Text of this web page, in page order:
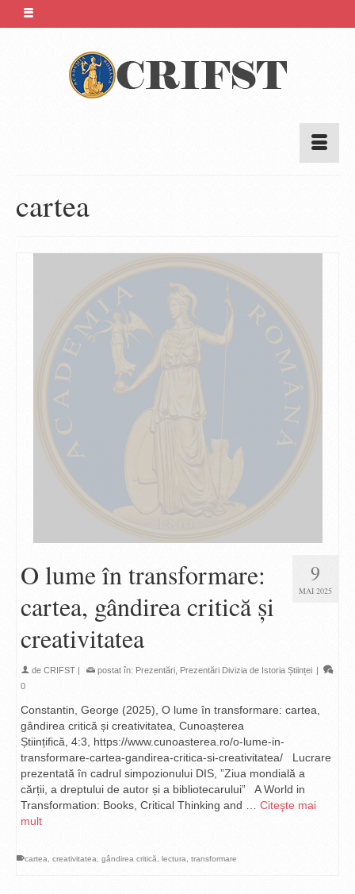
cartea
9
MAI 2025
O lume în transformare:
cartea, gândirea critică și
creativitatea
de CRIFST | postat în: Prezentări Prezentări Divizia de Istoria Științei |
0
Constantin, George (2025), O lume în transformare: cartea,
gândirea critică și creativitatea, Cunoașterea
Științifică, 4:3, https://www.cunoasterea.ro/o-lume-in-
transformare-cartea-gandirea-critica-si-creativitatea/ Lucrare
prezentată în cadrul simpozionului DIS, ”Ziua mondială a
cărții, a dreptului de autor și a bibliotecarului” A World in
Transformation: Books, Critical Thinking and … Citeşte mai
mult
cartea creativitatea gândirea critică lectura transformare